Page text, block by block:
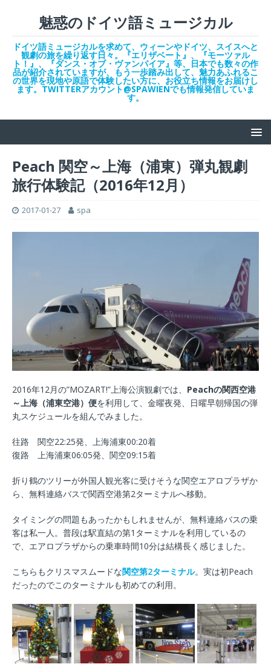
魅惑のドイツ語ミュージカル
ドイツ語ミュージカルを求めて、ウィーンやドイツ、スイスへと
観劇の旅を繰り返す日々。『エリザベート』、『モーツァル
ト！』、『ダンス・オブ・ヴァンパイア』等、日本でも数々の作
品が紹介されていますが、もう一歩踏み出して、魅力あふれるこ
の世界を現地や原語で体験したい方に、お役立ち情報をお届けし
ます。TWITTERアカウント@SPAWIENでも情報発信していま
す。
Peach 関空～上海（浦東）弾丸観劇
旅行体験記（2016年12月）
2017-01-27 spa
2016年12月の”MOZART!”上海公演観劇では、 Peachの関西空港
～上海（浦東空港）便を利用して、金曜夜発、日曜早朝帰国の弾
丸スケジュールを組んでみました。
往路 関空22:25発、上海浦東00:20着
復路 上海浦東06:05発、関空09:15着
折り鶴のツリーが外国人観光客に受けそうな関空エアロプラザか
ら、無料連絡バスで関西空港第2ターミナルへ移動。
タイミングの問題もあったかもしれませんが、無料連絡バスの乗
客は私一人。普段は駅直結の第1ターミナルを利用しているの
で、エアロプラザからの乗車時間10分は結構長く感じました。
こちらもクリスマスムードな関空第2ターミナル。実は初Peach
だったのでこのターミナルも初めての利用。